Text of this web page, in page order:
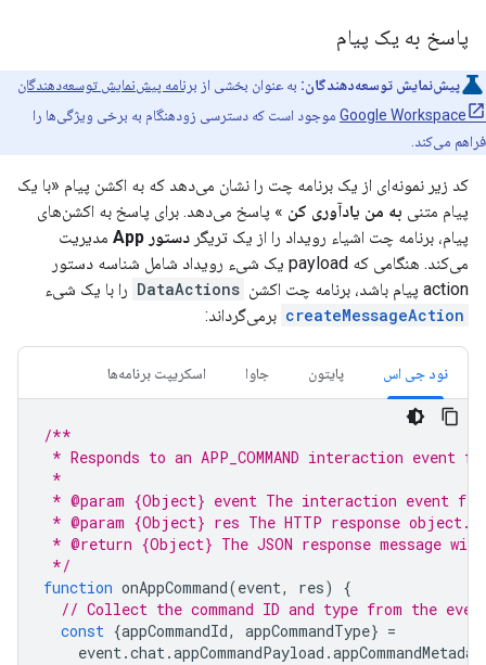
پاسخ به یک پیام
پیش‌نمایش توسعه‌دهندگان: به عنوان بخشی از برنامه پیش‌نمایش توسعه‌دهندگان
Google Workspace موجود است که دسترسی زودهنگام به برخی ویژگی‌ها را
فراهم می‌کند.
کد زیر نمونه‌ای از یک برنامه چت را نشان می‌دهد که به اکشن پیام «با یک
پیام متنی به من یادآوری کن » پاسخ می‌دهد. برای پاسخ به اکشن‌های
پیام، برنامه چت اشیاء رویداد را از یک تریگر دستور App
مدیریت
می‌کند. هنگامی که payload یک شیء رویداد شامل شناسه دستور
action پیام باشد، برنامه چت اکشن
DataActions را با یک شیء
createMessageAction برمی‌گرداند:
نود جی اس پایتون جاوا اسکریپت برنامه‌ها
/**
* Responds to an APP_COMMAND interaction event
*
* @param {Object} event The interaction event
* @param {Object} res The HTTP response object.
* @return {Object} The JSON response message
*/
function onAppCommand(event, res)
{
// Collect the command ID and type from the
const {appCommandId, appCommandType} =
event.chat.appCommandPayload .